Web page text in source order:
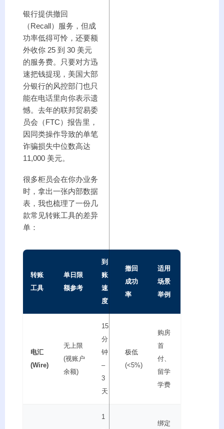
银行提供撤回
（Recall）服务，但成
功率低得可怜，还要额
外收你 25 到 30 美元
的服务费。只要对方迅
速把钱提现，美国大部
分银行的风控部门也只
能在电话里向你表示遗
憾。去年的联邦贸易委
员会（FTC）报告里，
因同类操作导致的单笔
诈骗损失中位数高达
11,000 美元。
很多柜员会在你办业务
时，拿出一张内部数据
表，我也梳理了一份几
款常见转账工具的差异
单：
转账
工具
单日限
额参考
到
账
速
度
撤回
成功
率
适用
场景
举例
电汇
(Wire)
无上限
(视账户
余额)
15
分
钟
–
3
天
极低
(<5%)
购房
首
付、
留学
学费
1
绑定